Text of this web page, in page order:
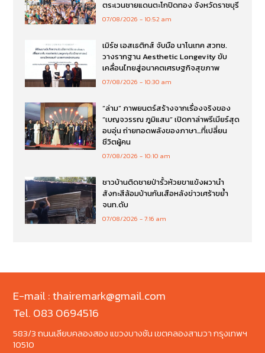
ตระเวนชายแดนตะโกปิดทอง จังหวัดราชบุรี
07/08/2026 10:52 am
เมิร์ซ เอสเธติกส์ จับมือ นาโนเทค สวทช.
วางรากฐาน Aesthetic Longevity ขับ
เคลื่อนไทยสู่อนาคตเศรษฐกิจสุขภาพ
07/08/2026 10:30 am
“ล่าม” ภาพยนตร์สร้างจากเรื่องจริงของ
“เบญจวรรณ ภูมิแสน” เปิดกาล่าพรีเมียร์สุด
อบอุ่น ถ่ายทอดพลังของภาษา…ที่เปลี่ยน
ชีวิตผู้คน
07/08/2026 10:10 am
ชาวบ้านติดชายป่ารั้วห้วยขาแข้งผวานำ
สังกะสีล้อมบ้านกันเสือหลังข่าวเศร้าขย้ำ
จนท.ดับ
07/08/2026 7:16 am
E-mail : thairemark@gmail.com
Tel. 083 0694516
583/3 ถนนเลียบคลองสอง แขวงบางชัน เขตคลองสามวา กรุงเทพฯ
10510